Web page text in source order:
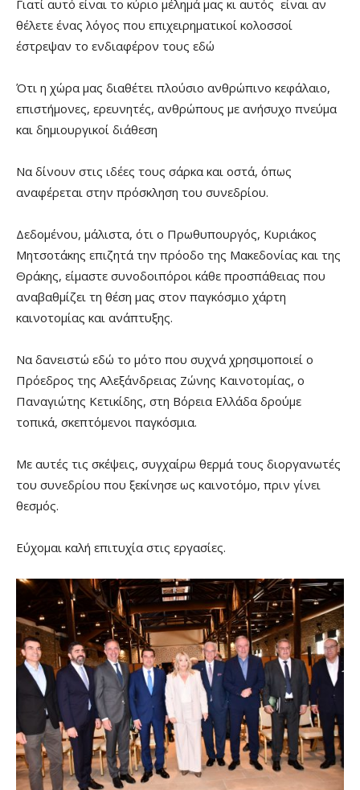
Γιατί αυτό είναι το κύριο μέλημά μας κι αυτός είναι αν
θέλετε ένας λόγος που επιχειρηματικοί κολοσσοί
έστρεψαν το ενδιαφέρον τους εδώ
Ότι η χώρα μας διαθέτει πλούσιο ανθρώπινο κεφάλαιο,
επιστήμονες, ερευνητές, ανθρώπους με ανήσυχο πνεύμα
και δημιουργικοί διάθεση
Να δίνουν στις ιδέες τους σάρκα και οστά, όπως
αναφέρεται στην πρόσκληση του συνεδρίου.
Δεδομένου, μάλιστα, ότι ο Πρωθυπουργός, Κυριάκος
Μητσοτάκης επιζητά την πρόοδο της Μακεδονίας και της
Θράκης, είμαστε συνοδοιπόροι κάθε προσπάθειας που
αναβαθμίζει τη θέση μας στον παγκόσμιο χάρτη
καινοτομίας και ανάπτυξης.
Να δανειστώ εδώ το μότο που συχνά χρησιμοποιεί ο
Πρόεδρος της Αλεξάνδρειας Ζώνης Καινοτομίας, ο
Παναγιώτης Κετικίδης, στη Βόρεια Ελλάδα δρούμε
τοπικά, σκεπτόμενοι παγκόσμια.
Με αυτές τις σκέψεις, συγχαίρω θερμά τους διοργανωτές
του συνεδρίου που ξεκίνησε ως καινοτόμο, πριν γίνει
θεσμός.
Εύχομαι καλή επιτυχία στις εργασίες.